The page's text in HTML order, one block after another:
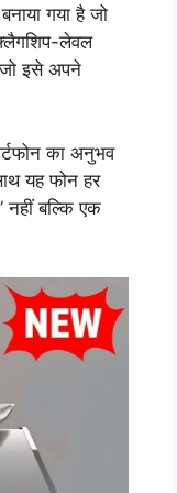
गया है जो
लेवल
इसे अपने
का अनुभव
यह फोन हर
नहीं बल्कि एक